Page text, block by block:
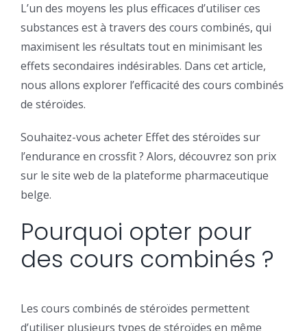
L’un des moyens les plus efficaces d’utiliser ces
substances est à travers des cours combinés, qui
maximisent les résultats tout en minimisant les
effets secondaires indésirables. Dans cet article,
nous allons explorer l’efficacité des cours combinés
de stéroïdes.
Souhaitez-vous acheter Effet des stéroïdes sur
l’endurance en crossfit ? Alors, découvrez son prix
sur le site web de la plateforme pharmaceutique
belge.
Pourquoi opter pour
des cours combinés ?
Les cours combinés de stéroïdes permettent
d’utiliser plusieurs types de stéroïdes en même